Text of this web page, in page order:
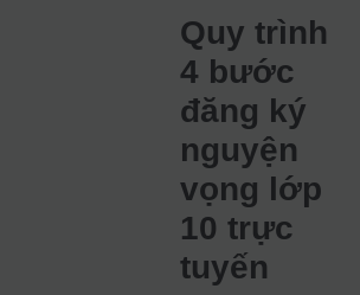
Quy trình
4 bước
đăng ký
nguyện
vọng lớp
10 trực
tuyến